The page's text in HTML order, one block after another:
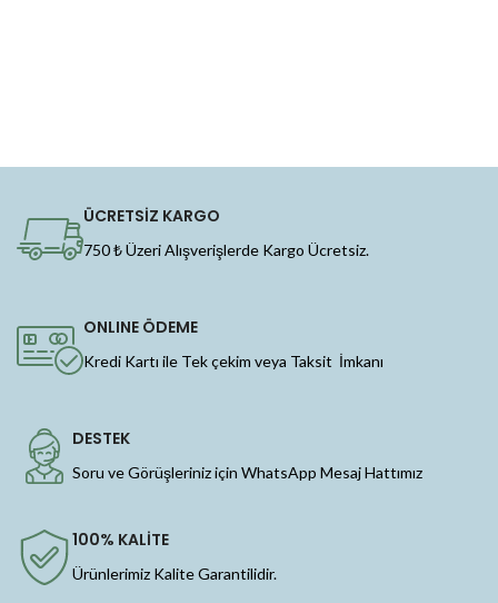
ÜCRETSİZ KARGO
750 ₺ Üzeri Alışverişlerde Kargo Ücretsiz.
ONLINE ÖDEME
Kredi Kartı ile Tek çekim veya Taksit İmkanı
DESTEK
Soru ve Görüşleriniz için WhatsApp Mesaj Hattımız
100% KALİTE
Ürünlerimiz Kalite Garantilidir.